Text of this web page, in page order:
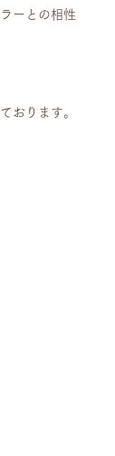
ーとの相性
おります。